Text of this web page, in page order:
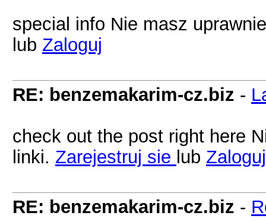
special info Nie masz
lub Zaloguj
RE: benzemakarim-cz.biz -
check out the post right here
linki. Zarejestruj sie lub Zaloguj
RE: benzemakarim-cz.biz -